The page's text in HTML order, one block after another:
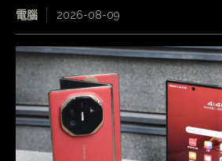
電腦 2026-08-09